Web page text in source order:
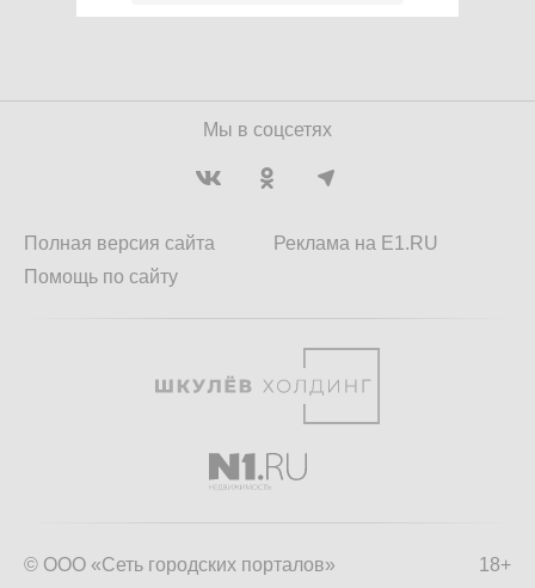
Мы в соцсетях
Полная версия сайта
Помощь по сайту
Реклама на E1.RU
18+
© ООО «Сеть городских порталов»